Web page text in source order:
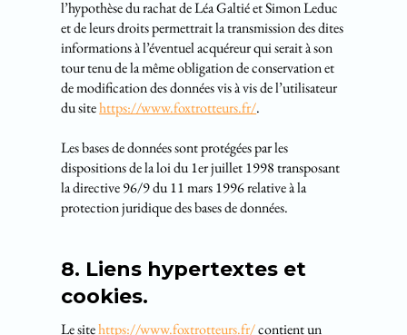
l’hypothèse du rachat de Léa Galtié et Simon Leduc
et de leurs droits permettrait la transmission des dites
informations à l’éventuel acquéreur qui serait à son
tour tenu de la même obligation de conservation et
de modification des données vis à vis de l’utilisateur
du sitehttps://www.foxtrotteurs.fr/.
Les bases de données sont protégées par les
dispositions de la loi du 1er juillet 1998 transposant
la directive 96/9 du 11 mars 1996 relative à la
protection juridique des bases de données.
8. Liens hypertextes et
cookies.
Le sitehttps://www.foxtrotteurs.fr/contient un